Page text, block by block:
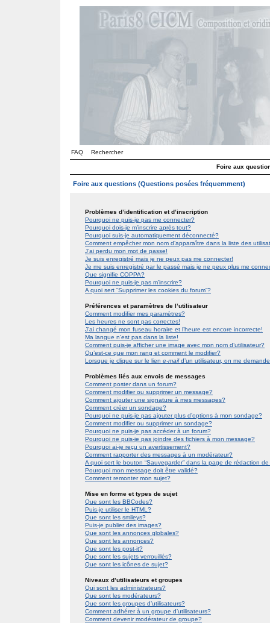
FAQ Rechercher
Foire aux
Foire aux questions (Questions posées fréquemment)
Problèmes d’identification et d’inscription
Pourquoi ne puis-je pas me connecter?
Pourquoi dois-je m’inscrire après tout?
Pourquoi suis-je automatiquement déconnecté?
Comment empêcher mon nom d’apparaître dans la liste des
J’ai perdu mon mot de passe!
Je suis enregistré mais je ne peux pas me connecter!
Je me suis enregistré par le passé mais je ne peux plus me
Que signifie COPPA?
Pourquoi ne puis-je pas m’inscrire?
A quoi sert “Supprimer les cookies du forum”?
Préférences et paramètres de l’utilisateur
Comment modifier mes paramètres?
Les heures ne sont pas correctes!
J’ai changé mon fuseau horaire et l’heure est encore incorrecte!
Ma langue n’est pas dans la liste!
Comment puis-je afficher une image avec mon nom d’utilisateur?
Qu’est-ce que mon rang et comment le modifier?
Lorsque je clique sur le lien e-maild’un utilisateur, on me
Problèmes liés aux envois de messages
Comment poster dans un forum?
Comment modifier ou supprimer un message?
Comment ajouter une signature à mes messages?
Comment créer un sondage?
Pourquoi ne puis-je pas ajouter plus d’options à mon sondage?
Comment modifier ou supprimer un sondage?
Pourquoi ne puis-je pas accéder à un forum?
Pourquoi ne puis-je pas joindre des fichiers à mon message?
Pourquoi ai-je reçu un avertissement?
Comment rapporter des messages à un modérateur?
A quoi sert le bouton “Sauvegarder” dans la page de rédaction
Pourquoi mon message doit être validé?
Comment remonter mon sujet?
Mise en forme et types de sujet
Que sont les BBCodes?
Puis-je utiliser le HTML?
Que sont les smileys?
Puis-je publier des images?
Que sont les annonces globales?
Que sont les annonces?
Que sont les post-it?
Que sont les sujets verrouillés?
Que sont les icônes de sujet?
Niveaux d’utilisateurs et groupes
Qui sont les administrateurs?
Que sont les modérateurs?
Que sont les groupes d’utilisateurs?
Comment adhérer à un groupe d’utilisateurs?
Comment devenir modérateur de groupe?